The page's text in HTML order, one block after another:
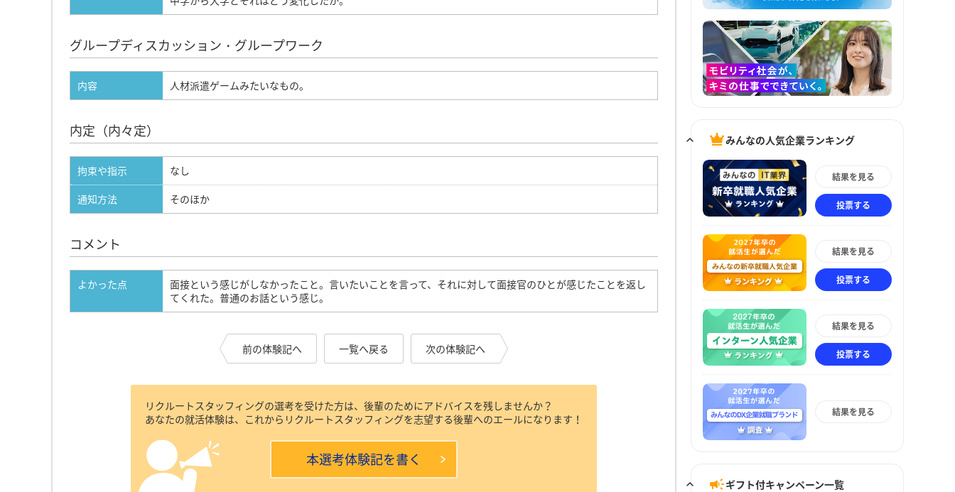
グループディスカッション・グループワーク
内容 人材派遣ゲームみたいなもの。
内定（内々定）
拘束や指示
なし
通知方法
そのほか
コメント
よかった点
面接という感じがしなかったこと。言いたいことを言って、それに対して面接官のひとが感じたことを返し
てくれた。普通のお話という感じ。
前の体験記へ 一覧へ戻る 次の体験記へ
リクルートスタッフィングの選考を受けた方は、後輩のためにアドバイスを残しませんか？
あなたの就活体験は、これからリクルートスタッフィングを志望する後輩へのエールになります！
本選考体験記を書く
みんなの人気企業ランキング
結果を見る
投票する
結果を見る
投票する
結果を見る
投票する
結果を見る
ギフト付キャンペーン一覧